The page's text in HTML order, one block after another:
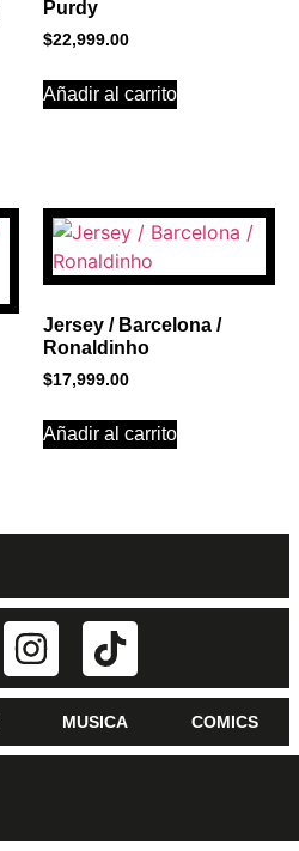
Purdy
$22,999.00
Añadir al carrito
Jersey / Barcelona /
Ronaldinho
$17,999.00
Añadir al carrito
MUSICA COMICS